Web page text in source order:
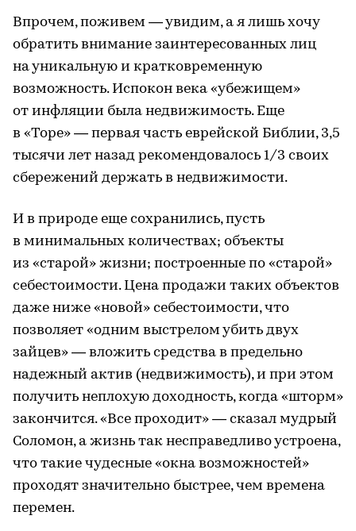
Впрочем, поживем — увидим, а я лишь хочу
обратить внимание заинтересованных лиц
на уникальную и кратковременную
возможность. Испокон века «убежищем»
от инфляции была недвижимость. Еще
в «Торе» — первая часть еврейской Библии, 3,5
тысячи лет назад рекомендовалось 1/3 своих
сбережений держать в недвижимости.
И в природе еще сохранились, пусть
в минимальных количествах; объекты
из «старой» жизни; построенные по «старой»
себестоимости. Цена продажи таких объектов
даже ниже «новой» себестоимости, что
позволяет «одним выстрелом убить двух
зайцев» — вложить средства в предельно
надежный актив (недвижимость), и при этом
получить неплохую доходность, когда «шторм»
закончится. «Все проходит» — сказал мудрый
Соломон, а жизнь так несправедливо устроена,
что такие чудесные «окна возможностей»
проходят значительно быстрее, чем времена
перемен.